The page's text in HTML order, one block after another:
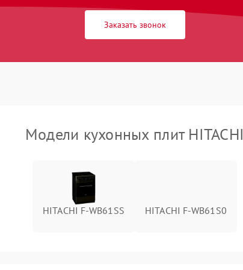
Заказать звонок
Модели кухонных плит HITACHI
HITACHI F-WB61SS HITACHI F-WB61S0